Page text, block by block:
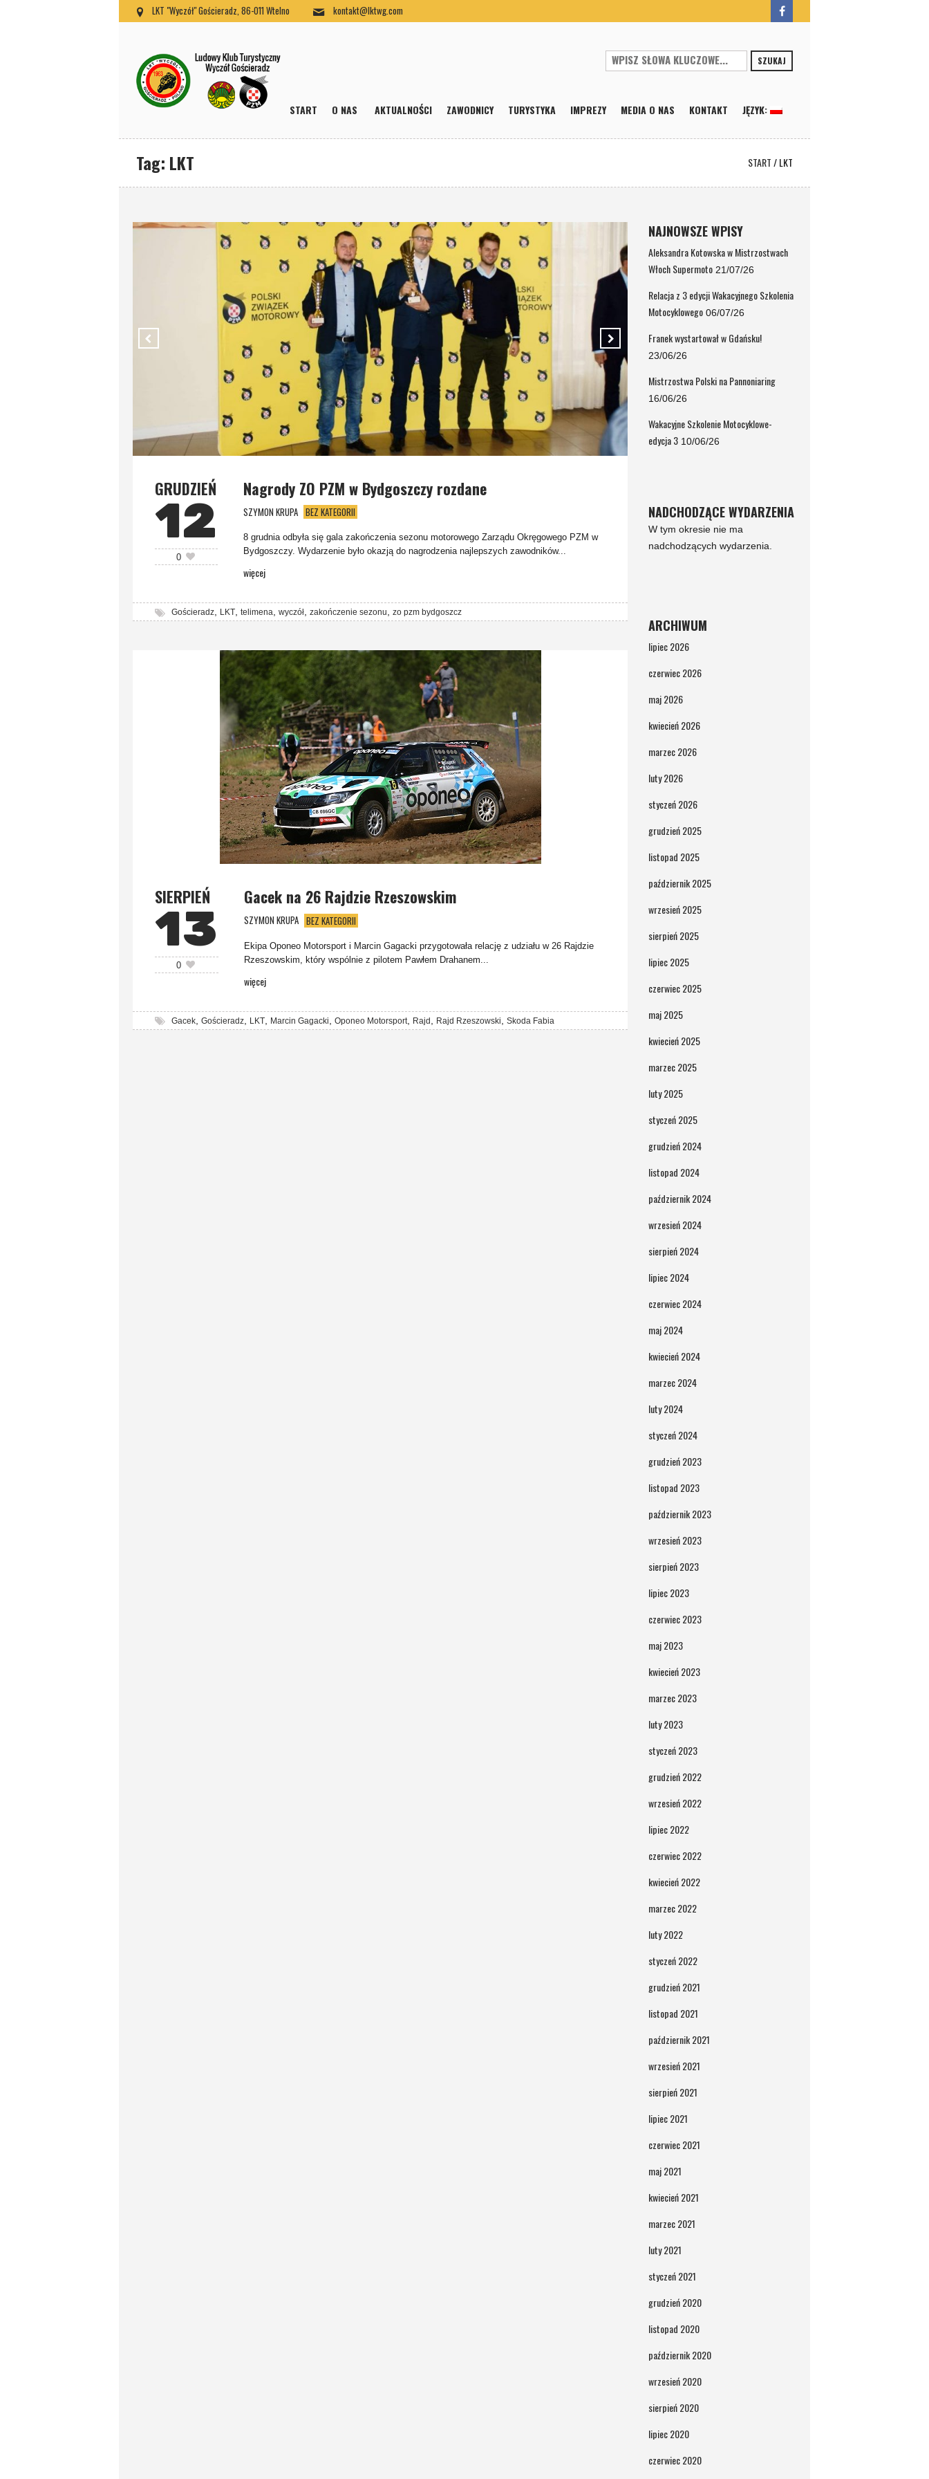
LKT "Wyczół" Gościeradz, 86-011 Wtelno kontakt@lktwg.com
SZUKAJ
START O NAS AKTUALNOŚCI ZAWODNICY TURYSTYKA IMPREZY MEDIA O NAS KONTAKT JĘZYK:
Tag: LKT START/LKT
GRUDZIEŃ
12
0
Nagrody ZO PZM w Bydgoszczy rozdane
SZYMON KRUPA BEZ KATEGORII
8 grudnia odbyła się gala zakończenia sezonu motorowego Zarządu Okręgowego PZM w
Bydgoszczy. Wydarzenie było okazją do nagrodzenia najlepszych zawodników...
więcej
Gościeradz, LKT, telimena, wyczół, zakończenie sezonu, zo pzm bydgoszcz
SIERPIEŃ
13
0
Gacek na 26 Rajdzie Rzeszowskim
SZYMON KRUPA BEZ KATEGORII
Ekipa Oponeo Motorsport i Marcin Gagacki przygotowała relację z udziału w 26 Rajdzie
Rzeszowskim, który wspólnie z pilotem Pawłem Drahanem...
więcej
Gacek Gościeradz LKT Marcin Gagacki Oponeo Motorsport Rajd Rajd Rzeszowski Skoda Fabia
NAJNOWSZE WPISY
Aleksandra Kotowska w Mistrzostwach
Włoch Supermoto 21/07/26
Relacja z 3 edycji Wakacyjnego Szkolenia
Motocyklowego 06/07/26
Franek wystartował w Gdańsku!
23/06/26
Mistrzostwa Polski na Pannoniaring
16/06/26
Wakacyjne Szkolenie Motocyklowe-
edycja 3 10/06/26
NADCHODZĄCE WYDARZENIA
W tym okresie nie ma
nadchodzących wydarzenia.
ARCHIWUM
lipiec 2026
czerwiec 2026
maj 2026
kwiecień 2026
marzec 2026
luty 2026
styczeń 2026
grudzień 2025
listopad 2025
październik 2025
wrzesień 2025
sierpień 2025
lipiec 2025
czerwiec 2025
maj 2025
kwiecień 2025
marzec 2025
luty 2025
styczeń 2025
grudzień 2024
listopad 2024
październik 2024
wrzesień 2024
sierpień 2024
lipiec 2024
czerwiec 2024
maj 2024
kwiecień 2024
marzec 2024
luty 2024
styczeń 2024
grudzień 2023
listopad 2023
październik 2023
wrzesień 2023
sierpień 2023
lipiec 2023
czerwiec 2023
maj 2023
kwiecień 2023
marzec 2023
luty 2023
styczeń 2023
grudzień 2022
wrzesień 2022
lipiec 2022
czerwiec 2022
kwiecień 2022
marzec 2022
luty 2022
styczeń 2022
grudzień 2021
listopad 2021
październik 2021
wrzesień 2021
sierpień 2021
lipiec 2021
czerwiec 2021
maj 2021
kwiecień 2021
marzec 2021
luty 2021
styczeń 2021
grudzień 2020
listopad 2020
październik 2020
wrzesień 2020
sierpień 2020
lipiec 2020
czerwiec 2020